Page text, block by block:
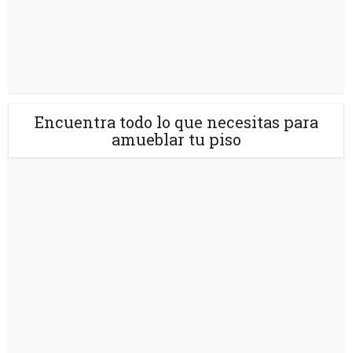
Encuentra todo lo que necesitas para
amueblar tu piso